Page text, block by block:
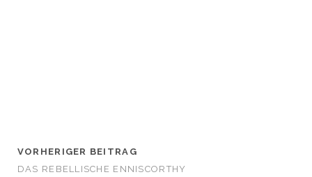
VORHERIGER BEITRAG
DAS REBELLISCHE ENNISCORTHY